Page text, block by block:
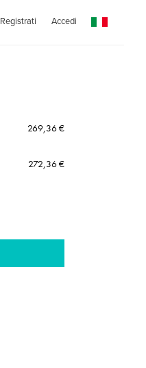
Registrati Accedi
269,36 €
272,36 €